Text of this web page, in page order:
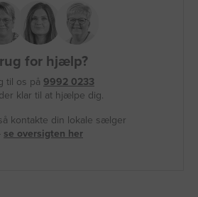
for hjælp?
til os på 9992 0233
klar til at hjælpe dig.
kontakte din lokale sælger
se oversigten her